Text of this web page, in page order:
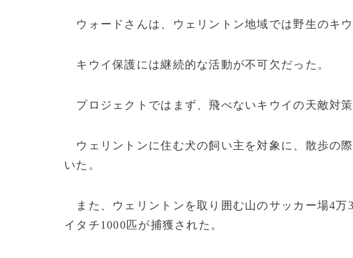
ウォードさんは、ウェリントン地域では野生のキ
キウイ保護には継続的な活動が不可欠だった。
プロジェクトではまず、飛べないキウイの天敵対策
ウェリントンに住む犬の飼い主を対象に、散歩の
いた。
また、ウェリントンを取り囲む山のサッカー場4万
イタチ1000匹が捕獲された。